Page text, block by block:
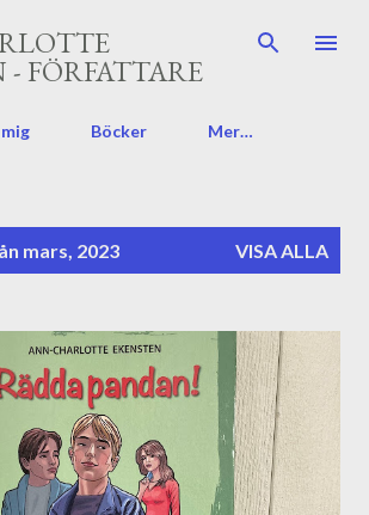
Fortsätt till huvudinnehåll
- FÖRFATTARE
Böcker Mer…
mars, 2023 VISA ALLA